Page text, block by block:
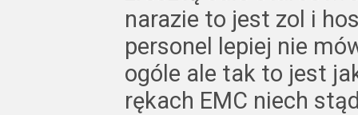
narazie to jest zol i
personel lepiej nie
ogóle ale tak to jest
rękach EMC niech